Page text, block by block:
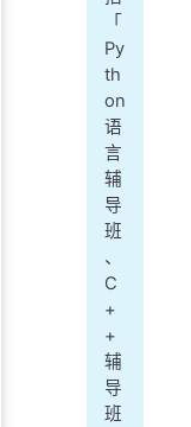
「
Py
th
on
语
言
辅
导
班
、
C
+
+
辅
导
班